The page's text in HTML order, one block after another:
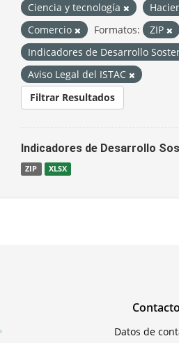
Ciencia y tecnología
Comercio
Formatos: ZIP
Indicadores de Desarrollo
Aviso Legal del ISTAC
Filtrar Resultados
Indicadores de Desarrollo
ZIP XLSX
Contacto
Datos de